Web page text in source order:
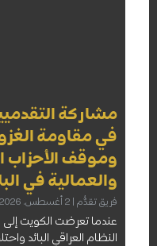
مشاركة
في مقاومة الغزو
وموقف الأحزاب
والعمالية في
فريق تقدُّم 2 أغسطس، 2026
عندما تعرضت الكويت إلى
النظام العراقي البائد